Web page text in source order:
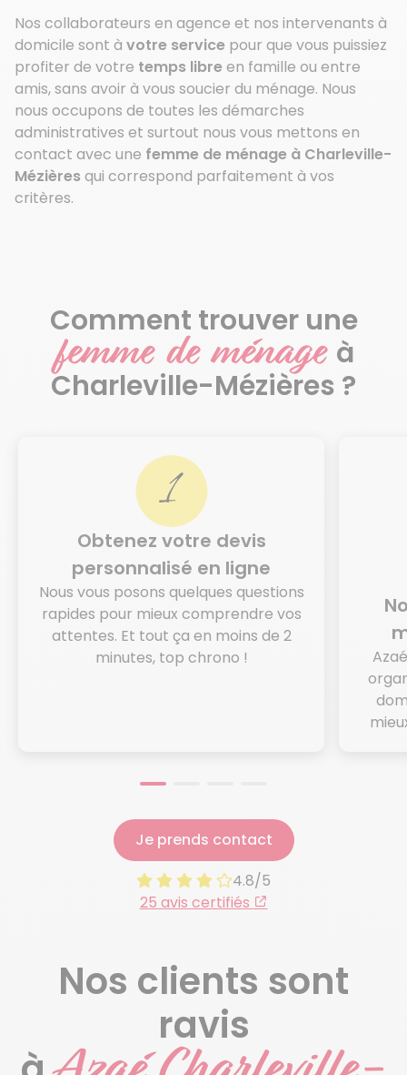
Nos collaborateurs en agence et nos intervenants à
domicile sont à votre service pour que vous puissiez
profiter de votre temps libre en famille ou entre
amis, sans avoir à vous soucier du ménage. Nous
nous occupons de toutes les démarches
administratives et surtout nous vous mettons en
contact avec une femme de ménage à Charleville-
Mézières qui correspond parfaitement à vos
critères.
Comment trouver une
femme de ménage à
Charleville-Mézières ?
Obtenez votre devis
personnalisé en ligne
Nous vous posons quelques questions
rapides pour mieux comprendre vos
attentes. Et tout ça en moins de 2
minutes, top chrono !
Je prends contact
4.8/5
25 avis certifiés
Nos clients sont
ravis